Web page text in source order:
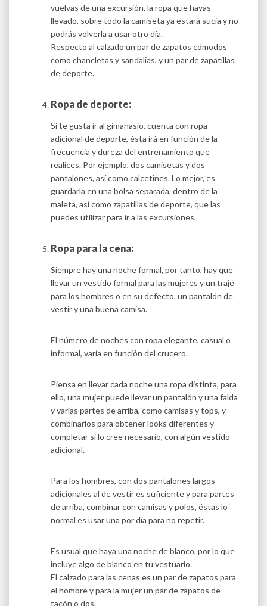
vuelvas de una excursión, la ropa que hayas
llevado, sobre todo la camiseta ya estará sucia y no
podrás volverla a usar otro día.
Respecto al calzado un par de zapatos cómodos
como chancletas y sandalias, y un par de zapatillas
de deporte.
Ropa de deporte:
Si te gusta ir al gimanasio, cuenta con ropa
adicional de deporte, ésta irá en función de la
frecuencia y dureza del entrenamiento que
realices. Por ejemplo, dos camisetas y dos
pantalones, así como calcetines. Lo mejor, es
guardarla en una bolsa separada, dentro de la
maleta, así como zapatillas de deporte, que las
puedes utilizar para ir a las excursiones.
Ropa para la cena:
Siempre hay una noche formal, por tanto, hay que
llevar un vestido formal para las mujeres y un traje
para los hombres o en su defecto, un pantalón de
vestir y una buena camisa.
El número de noches con ropa elegante, casual o
informal, varía en función del crucero.
Piensa en llevar cada noche una ropa distinta, para
ello, una mujer puede llevar un pantalón y una falda
y varias partes de arriba, como camisas y tops, y
combinarlos para obtener looks diferentes y
completar si lo cree necesario, con algún vestido
adicional.
Para los hombres, con dos pantalones largos
adicionales al de vestir es suficiente y para partes
de arriba, combinar con camisas y polos, éstas lo
normal es usar una por día para no repetir.
Es usual que haya una noche de blanco, por lo que
incluye algo de blanco en tu vestuario.
El calzado para las cenas es un par de zapatos para
el hombre y para la mujer un par de zapatos de
tacón o dos.